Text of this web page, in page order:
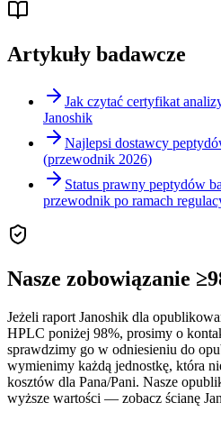
Artykuły badawcze
Jak czytać certyfikat
Janoshik
Najlepsi dostawcy
(przewodnik 2026)
Status prawny peptydów
przewodnik po ramach
Nasze zobowiązanie
Jeżeli raport Janoshik dla
HPLC poniżej 98%, prosimy o
sprawdzimy go w odniesieniu do
wymienimy każdą jednostkę, która
kosztów dla Pana/Pani. Nasze
wyższe wartości — zobacz ścianę